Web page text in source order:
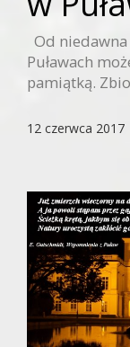
Od
Puławach
pamiątką.
12 czerwca 2017